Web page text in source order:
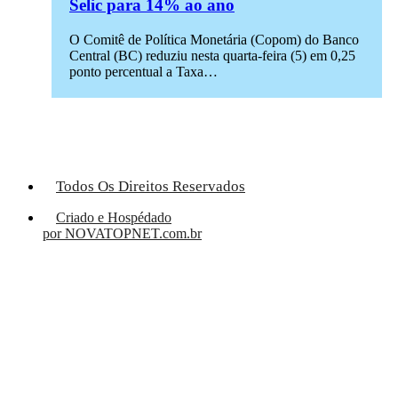
Selic para 14% ao ano
O Comitê de Política Monetária (Copom) do Banco
Central (BC) reduziu nesta quarta-feira (5) em 0,25
ponto percentual a Taxa…
Todos Os Direitos Reservados
Criado e Hospédado
por NOVATOPNET.com.br